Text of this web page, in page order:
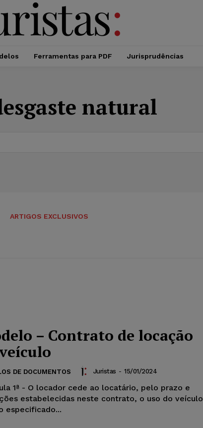
Ferramentas para PDF Jurisprudências
natural
ARTIGOS EXCLUSIVOS
– Contrato de locação
DE DOCUMENTOS Juristas - 15/01/2024
1ª - O locador cede ao locatário, pelo prazo e
estabelecidas neste contrato, o uso do veículo
especificado...